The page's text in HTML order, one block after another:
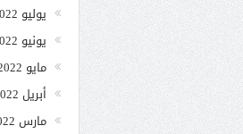
يوليو 2022
يونيو 2022
مايو 2022
أبريل 2022
مارس 2022